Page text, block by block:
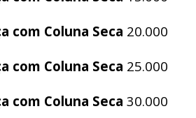
com Coluna Seca 20.000
com Coluna Seca 25.000
com Coluna Seca 30.000